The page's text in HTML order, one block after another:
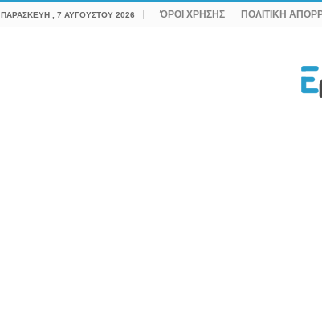
ΠΑΡΑΣΚΕΥΉ , 7 ΑΥΓΟΎΣΤΟΥ 2026 ΌΡΟΙ ΧΡΗΣΗΣ ΠΟΛΙΤΙΚΗ